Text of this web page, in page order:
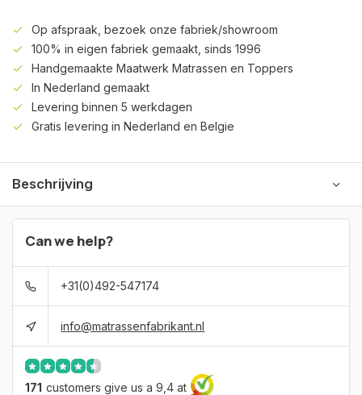
Op afspraak, bezoek onze fabriek/showroom
100% in eigen fabriek gemaakt, sinds 1996
Handgemaakte Maatwerk Matrassen en Toppers
In Nederland gemaakt
Levering binnen 5 werkdagen
Gratis levering in Nederland en Belgie
Beschrijving
Can we help?
+31(0)492-547174
info@matrassenfabrikant.nl
171 customers give us a 9,4 at